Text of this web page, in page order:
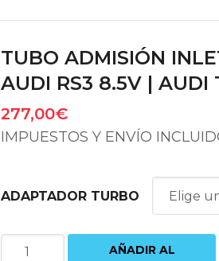
TUBO ADMISIÓN
AUDI RS3 8.5V | AUDI
277,00€
IMPUESTOS Y ENVÍO
ADAPTADOR TURBO
TUBO
AÑADIR AL